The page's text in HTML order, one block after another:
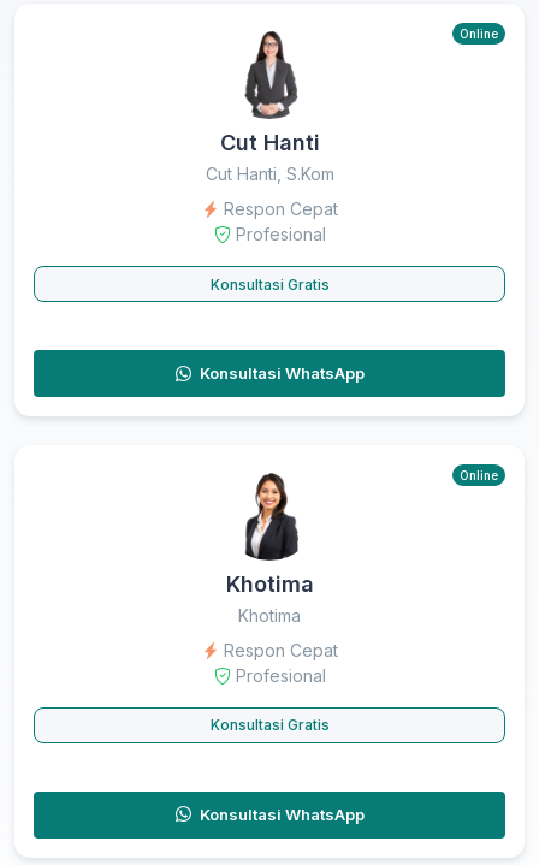
Online
Cut Hanti
Cut Hanti, S.Kom
Respon Cepat
Profesional
Konsultasi Gratis
Konsultasi WhatsApp
Online
Khotima
Khotima
Respon Cepat
Profesional
Konsultasi Gratis
Konsultasi WhatsApp